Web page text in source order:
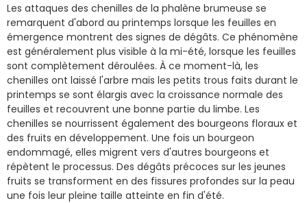
Les attaques des chenilles de la phalène brumeuse se
remarquent d'abord au printemps lorsque les feuilles en
émergence montrent des signes de dégâts. Ce phénomène
est généralement plus visible à la mi-été, lorsque les feuilles
sont complètement déroulées. À ce moment-là, les
chenilles ont laissé l'arbre mais les petits trous faits durant le
printemps se sont élargis avec la croissance normale des
feuilles et recouvrent une bonne partie du limbe. Les
chenilles se nourrissent également des bourgeons floraux et
des fruits en développement. Une fois un bourgeon
endommagé, elles migrent vers d'autres bourgeons et
répètent le processus. Des dégâts précoces sur les jeunes
fruits se transforment en des fissures profondes sur la peau
une fois leur pleine taille atteinte en fin d'été.